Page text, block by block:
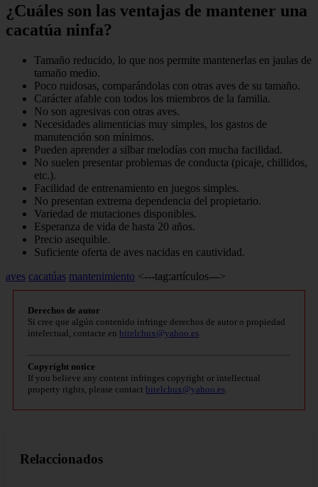
¿Cuáles son las ventajas de mantener una
cacatúa ninfa?
Tamaño reducido, lo que nos permite mantenerlas en jaulas de
tamaño medio.
Poco ruidosas, comparándolas con otras aves de su tamaño.
Carácter afable con todos los miembros de la familia.
No son agresivas con otras aves.
Necesidades alimenticias muy simples, los gastos de
manutención son mínimos.
Pueden aprender a silbar melodías con mucha facilidad.
No suelen presentar problemas de conducta (picaje, chillidos,
etc.).
Facilidad de entrenamiento en juegos simples.
No presentan extrema dependencia del propietario.
Variedad de mutaciones disponibles.
Esperanza de vida de hasta 20 años.
Precio asequible.
Suficiente oferta de aves nacidas en cautividad.
aves cacatúas mantenimiento <---tag:artículos--->
Derechos de autor
Si cree que algún contenido infringe derechos de autor o propiedad
intelectual, contacte en bitelchux@yahoo.es
Copyright notice
If you believe any content infringes copyright or intellectual
property rights, please contact bitelchux@yahoo.es
Relaccionados